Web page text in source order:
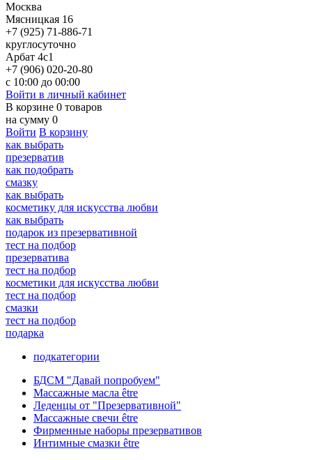
Москва
Мясницкая 16
+7 (925) 71-886-71
круглосуточно
Арбат 4с1
+7 (906) 020-20-80
с 10:00 до 00:00
Войти в личный кабинет
В корзине 0 товаров
на сумму 0
Войти В корзину
как выбрать
презерватив
как подобрать
смазку
как выбрать
косметику для искусства любви
как выбрать
подарок из презервативной
тест на подбор
презерватива
тест на подбор
косметики для искусства любви
тест на подбор
смазки
тест на подбор
подарка
подкатегории
БДСМ "Давай попробуем"
Массажные масла être
Леденцы от "Презервативной"
Массажные свечи être
Фирменные наборы презервативов
Интимные смазки être